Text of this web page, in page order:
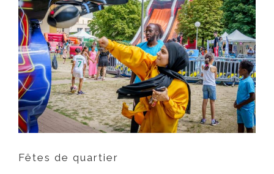
Fêtes de quartier
Fêtes de quartier